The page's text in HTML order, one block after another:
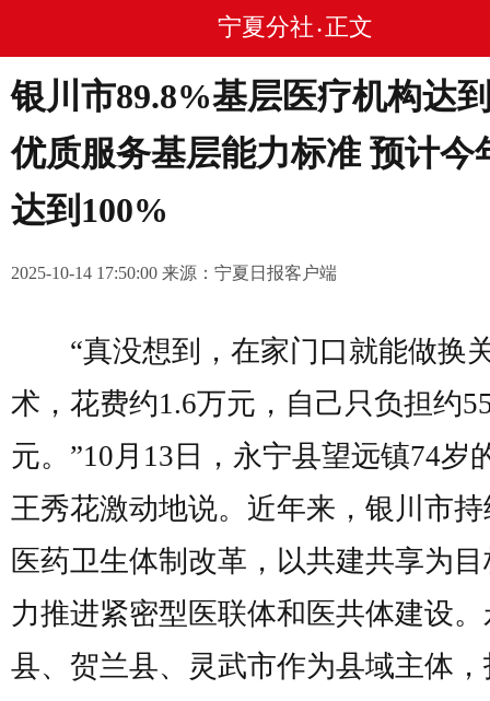
宁夏分社 • 正文
银川市89.8%基层医疗机构达
优质服务基层能力标准 预计今
达到100%
2025-10-14 17:50:00 来源：宁夏日报客户端
“真没想到，在家门口就能做换
术，花费约1.6万元，自己只负担约
元。”10月13日，永宁县望远镇74岁
王秀花激动地说。近年来，银川市
医药卫生体制改革，以共建共享为
力推进紧密型医联体和医共体建设
县、贺兰县、灵武市作为县域主体